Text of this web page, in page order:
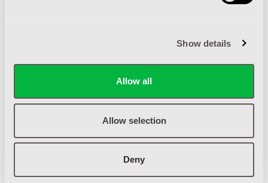
Show details
Allow all
Allow selection
Deny